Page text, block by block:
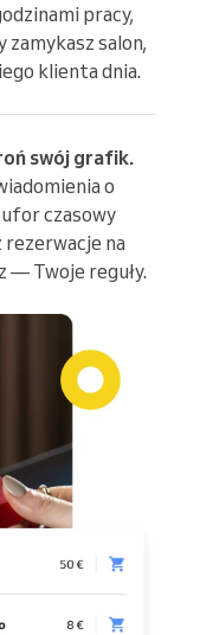
pracy,
zamykasz salon,
klienta dnia.
swój grafik.
o
czasowy
rezerwacje na
— Twoje reguły.